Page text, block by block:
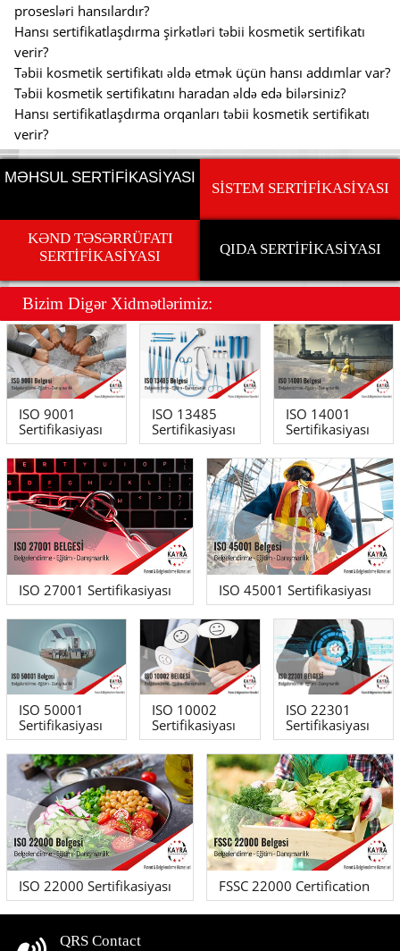
prosesləri hansılardır?
Hansı sertifikatlaşdırma şirkətləri təbii kosmetik sertifikatı
verir?
Təbii kosmetik sertifikatı əldə etmək üçün hansı addımlar var?
Təbii kosmetik sertifikatını haradan əldə edə bilərsiniz?
Hansı sertifikatlaşdırma orqanları təbii kosmetik sertifikatı
verir?
MƏHSUL SERTİFİKASİYASI
SİSTEM SERTİFİKASİYASI
KƏND TƏSƏRRÜFATI
SERTİFİKASİYASI
QIDA SERTİFİKASİYASI
Bizim Digər Xidmətlərimiz:
ISO 9001
Sertifikasiyası
ISO 13485
Sertifikasiyası
ISO 14001
Sertifikasiyası
ISO 27001 Sertifikasiyası ISO 45001 Sertifikasiyası
ISO 50001
Sertifikasiyası
ISO 10002
Sertifikasiyası
ISO 22301
Sertifikasiyası
ISO 22000 Sertifikasiyası FSSC 22000 Certification
QRS Contact